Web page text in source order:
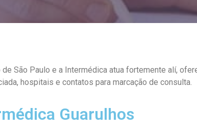
São Paulo e a Intermédica atua fortemente alí,
hospitais e contatos para marcação de consulta.
Guarulhos